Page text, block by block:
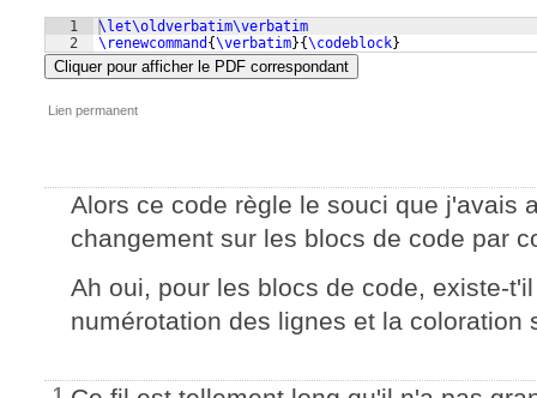
1
2
\let\oldverbatim\verbatim
\renewcommand {\verbatim}{\codeblock}
Cliquer pour afficher le PDF correspondant
Lien permanent
Alors ce code règle le souci que j'avais
changement sur les blocs de code par
Ah oui, pour les blocs de code, existe-
numérotation des lignes et la coloration